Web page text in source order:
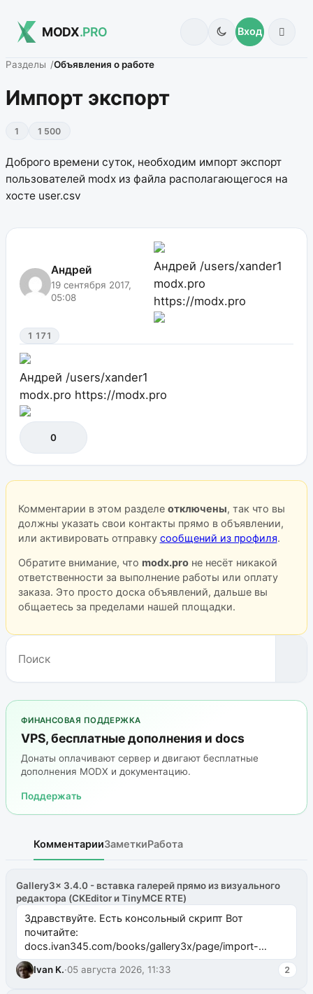
MODX.PRO Вход
Разделы Объявления о работе
Импорт экспорт
1 1 500
Доброго времени суток, необходим импорт экспорт
пользователей modx из файла располагающегося на
хосте user.csv
Андрей
19 сентября 2017,
05:08
Андрей /users/xander1
modx.pro
https://modx.pro
1 171
Андрей /users/xander1
modx.pro https://modx.pro
0
Комментарии в этом разделе отключены, так что вы
должны указать свои контакты прямо в объявлении,
или активировать отправку сообщений из профиля.
Обратите внимание, что modx.proне несёт никакой
ответственности за выполнение работы или оплату
заказа. Это просто доска объявлений, дальше вы
общаетесь за пределами нашей площадки.
ФИНАНСОВАЯ ПОДДЕРЖКА
VPS, бесплатные дополнения и docs
Донаты оплачивают сервер и двигают бесплатные
дополнения MODX и документацию.
Поддержать
КомментарииЗаметкиРабота
Gallery3x 3.4.0 - вставка галерей прямо из визуального
редактора (CKEditor и TinyMCE RTE)
Здравствуйте. Есть консольный скрипт Вот
почитайте:
docs.ivan345.com/books/gallery3x/page/import-
ms2galleryphp
Ivan K.·05 августа 2026, 11:33 2